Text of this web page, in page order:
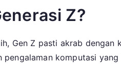
Z?
Gen Z pasti akrab
komputasi